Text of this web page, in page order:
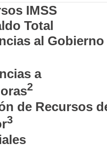
IMSS
Total
al Gobierno
a
2
de Recursos
3